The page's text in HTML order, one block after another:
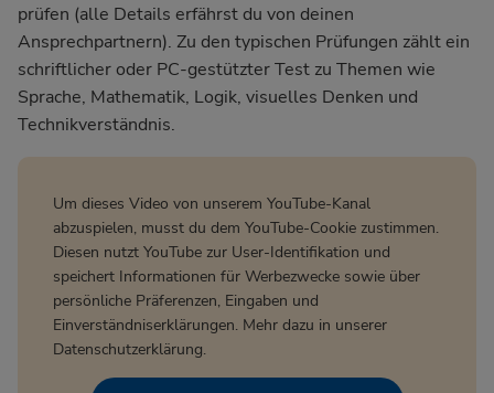
prüfen (alle Details erfährst du von deinen
Ansprechpartnern). Zu den typischen Prüfungen zählt ein
schriftlicher oder PC-gestützter Test zu Themen wie
Sprache, Mathematik, Logik, visuelles Denken und
Technikverständnis.
Um dieses Video von unserem YouTube-Kanal
abzuspielen, musst du dem YouTube-Cookie zustimmen.
Diesen nutzt YouTube zur User-Identifikation und
speichert Informationen für Werbezwecke sowie über
persönliche Präferenzen, Eingaben und
Einverständniserklärungen. Mehr dazu in unserer
Datenschutzerklärung.